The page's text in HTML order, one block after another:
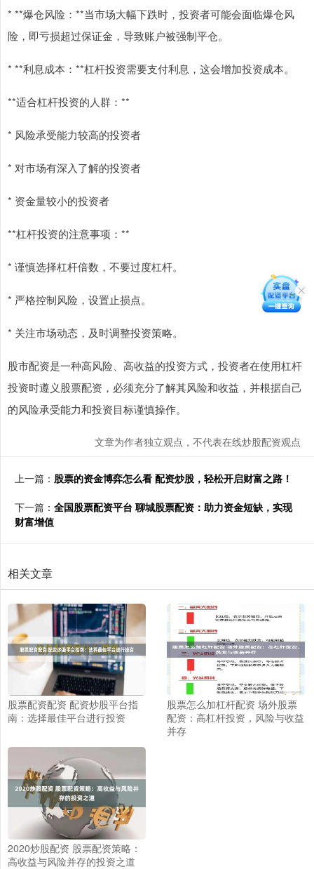
* **爆仓风险：**当市场大幅下跌时，投资者可能会面临爆仓风
险，即亏损超过保证金，导致账户被强制平仓。
* **利息成本：**杠杆投资需要支付利息，这会增加投资成本。
**适合杠杆投资的人群：**
* 风险承受能力较高的投资者
* 对市场有深入了解的投资者
* 资金量较小的投资者
**杠杆投资的注意事项：**
* 谨慎选择杠杆倍数，不要过度杠杆。
* 严格控制风险，设置止损点。
* 关注市场动态，及时调整投资策略。
股市配资是一种高风险、高收益的投资方式，投资者在使用杠杆
投资时遵义股票配资，必须充分了解其风险和收益，并根据自己
的风险承受能力和投资目标谨慎操作。
文章为作者独立观点，不代表在线炒股配资观点
上一篇： 股票的资金博弈怎么看 配资炒股，轻松开启财富之路！
下一篇： 全国股票配资平台 聊城股票配资：助力资金短缺，实现
财富增值
相关文章
股票配资配资 配资炒股平台指
南：选择最佳平台进行投资
股票怎么加杠杆配资 场外股票
配资：高杠杆投资，风险与收益
并存
2020炒股配资 股票配资策略：
高收益与风险并存的投资之道